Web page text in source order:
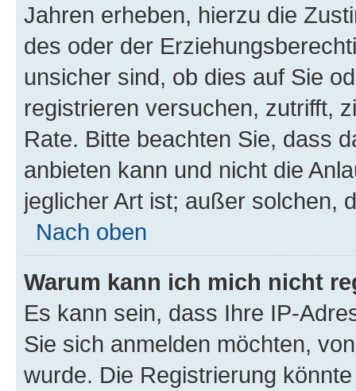
Jahren erheben, hierzu die
des oder der
unsicher sind, ob dies auf Sie
registrieren versuchen, zutrifft,
Rate. Bitte beachten Sie, dass
anbieten kann und nicht die
jeglicher Art ist; außer solchen,
Nach oben
Warum kann ich mich nicht
Es kann sein, dass Ihre IP-
Sie sich anmelden möchten,
wurde. Die Registrierung